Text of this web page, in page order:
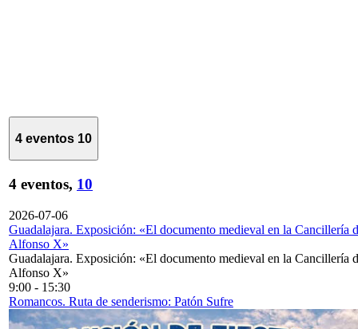
4 eventos 10
4 eventos, 10
2026-07-06
Guadalajara. Exposición: «El documento medieval en la Cancillería
Alfonso X»
Guadalajara. Exposición: «El documento medieval en la Cancillería
Alfonso X»
9:00 - 15:30
Romancos. Ruta de senderismo: Patón Sufre